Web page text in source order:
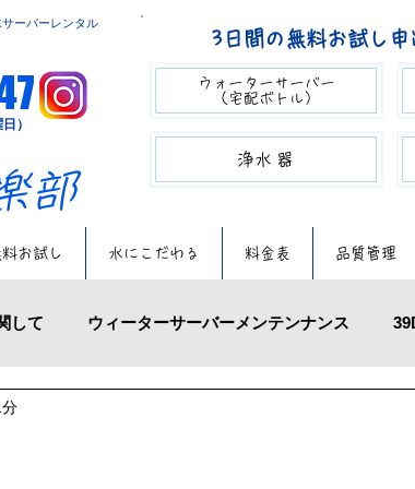
ーバーレンタル
）
部
3日間の無料お試し申
ウォーターサーバー​​
（宅配ボトル）
​​浄水器
お試し 水にこだわる 料金表 品質管理
して ウィーターサーバーメンテンナンス